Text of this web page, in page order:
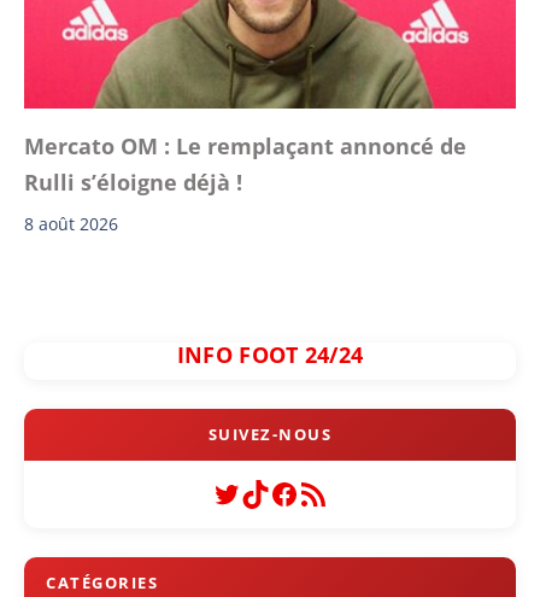
Mercato OM : Le remplaçant annoncé de
Rulli s’éloigne déjà !
8 août 2026
INFO FOOT 24/24
Twitter
TikTok
Facebook
Flux RSS